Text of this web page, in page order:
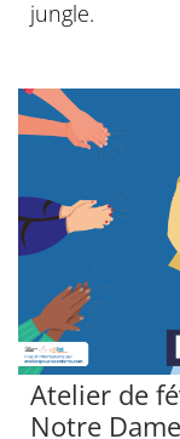
jungle.
Atelier de
Notre Dame